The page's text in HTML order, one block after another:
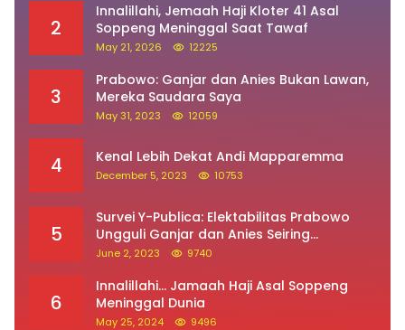
2
Innalillahi, Jemaah Haji Kloter 41 Asal
Soppeng Meninggal Saat Tawaf
May 21, 2026 12225
3
Prabowo: Ganjar dan Anies Bukan Lawan,
Mereka Saudara Saya
May 31, 2023 12059
4 Kenal Lebih Dekat Andi Mapparemma
December 5, 2023 10753
5
Survei Y-Publica: Elektabilitas Prabowo
Ungguli Ganjar dan Anies Seiring
Kepuasan Terhadap Jokowi Naik
June 2, 2023 9740
6
Innalillahi… Jamaah Haji Asal Soppeng
Meninggal Dunia
May 25, 2024 9496